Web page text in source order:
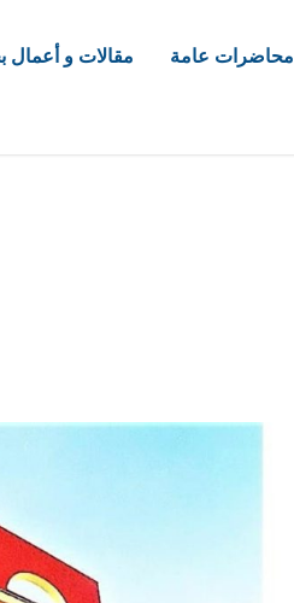
مقالات و أعمال محاضرات عامة